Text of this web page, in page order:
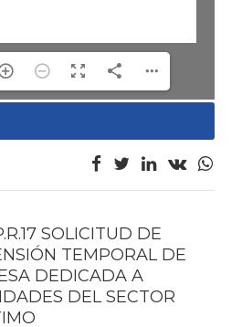
SOLICITUD DE
TEMPORAL DE
DEDICADA A
DEL SECTOR